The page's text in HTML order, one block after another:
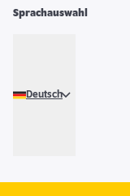
Sprachauswahl
Deutsch